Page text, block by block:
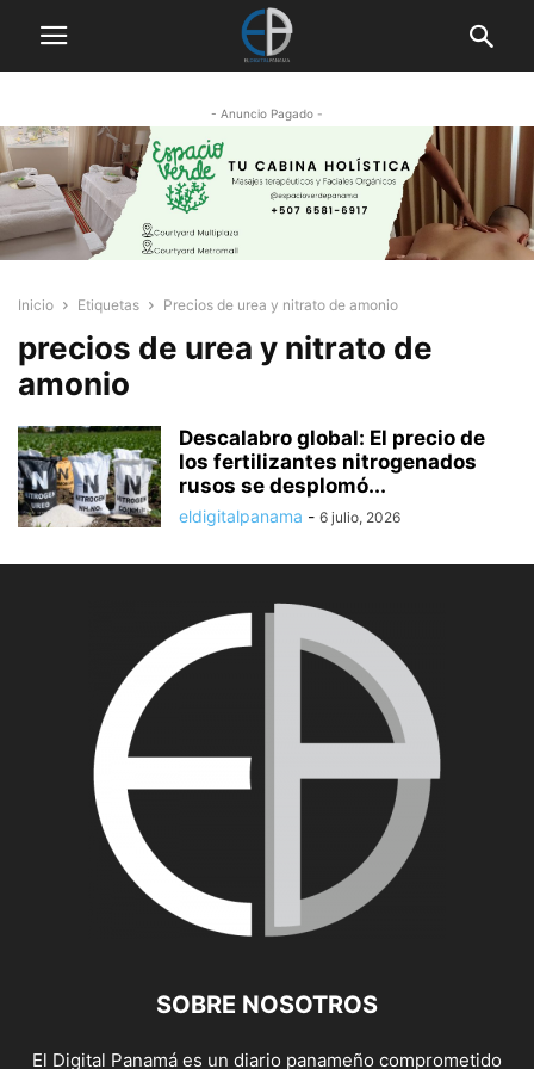
- Anuncio Pagado -
Inicio Etiquetas Precios de urea y nitrato de amonio
precios de urea y nitrato de
amonio
Descalabro global: El precio de
los fertilizantes nitrogenados
rusos se desplomó...
eldigitalpanama - 6 julio, 2026
SOBRE NOSOTROS
El Digital Panamá es un diario panameño comprometido